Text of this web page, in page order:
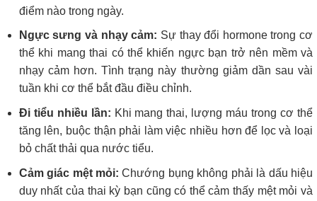
điểm nào trong ngày.
Ngực sưng và nhạy cảm: Sự thay đổi hormone trong cơ
thể khi mang thai có thể khiến ngực bạn trở nên mềm và
nhạy cảm hơn. Tình trạng này thường giảm dần sau vài
tuần khi cơ thể bắt đầu điều chỉnh.
Đi tiểu nhiều lần: Khi mang thai, lượng máu trong cơ thể
tăng lên, buộc thận phải làm việc nhiều hơn để lọc và loại
bỏ chất thải qua nước tiểu.
Cảm giác mệt mỏi: Chướng bụng không phải là dấu hiệu
duy nhất của thai kỳ bạn cũng có thể cảm thấy mệt mỏi và